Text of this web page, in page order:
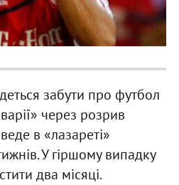
забути про футбол
через розрив
в «лазареті»
У гіршому випадку
два місяці.